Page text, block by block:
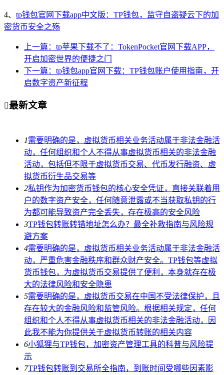
4、 tp钱包官网下载app中文版：TP钱包，监守自盗疑云下的加
密货币安全之殇
上一篇：tp苹果下载不了：TokenPocket官网下载APP，
开启加密世界的便捷之门
下一篇：tp钱包app官网下载：TP钱包账户使用指南，开
启数字资产新征程
最新文章
1需要明确的是，虚拟货币相关业务活动属于非法金融活
动，任何组织和个人不得从事虚拟货币相关的非法金融
活动，包括但不限于虚拟货币交易、代币发行融资、虚
拟货币衍生品交易等
2私钥作为加密货币钱包的核心安全凭证，直接关联着用
户的数字资产安全，任何随意泄露或不当获取私钥的行
为都可能导致资产完全丢失，存在极高的安全风险
3TP钱包转账转错地址怎么办？最全补救指南与风险规
避方案
4需要明确的是，虚拟货币相关业务活动属于非法金融活
动，严重危害金融秩序和群众财产安全。TP钱包等虚拟
货币钱包，为虚拟货币交易提供了便利，本身就存在极
大的法律风险和安全隐患
5需要明确的是，虚拟货币交易在中国不受法律保护，且
存在较大的金融风险和监管风险。根据相关规定，任何
组织和个人不得从事虚拟货币相关的非法金融活动，因
此我不能为你提供关于虚拟货币转账的相关内容
6小狐狸与TP钱包，加密资产管理工具的科普与风险提
示
7TP钱包转账到交易所全指南，到账时间受哪些因素影